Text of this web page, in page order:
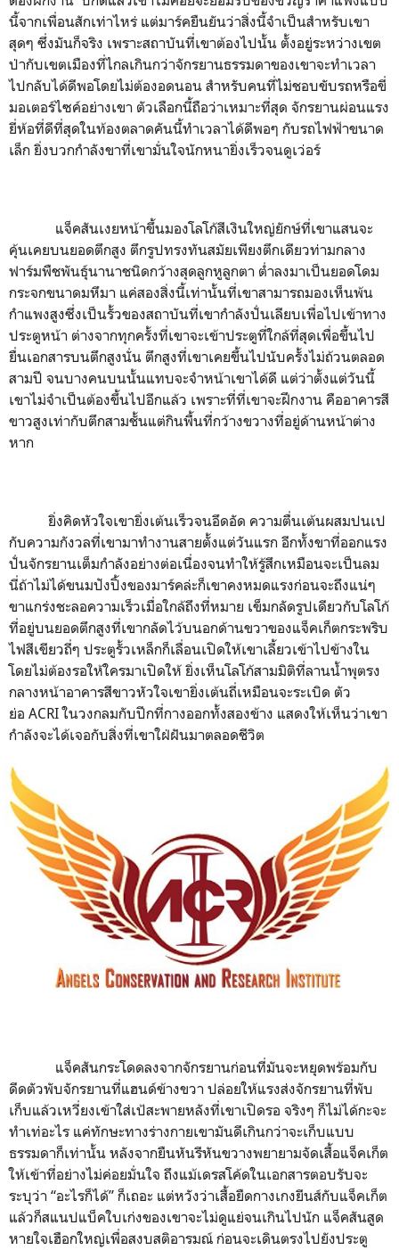
นี้จากเพื่อนสักเท่าไหร่ แต่มาร์คยืนยันว่าสิ่งนี้จำเป็นสำหรับเขา
สุดๆ ซึ่งมันก็จริง เพราะสถาบันที่เขาต้องไปนั้น ตั้งอยู่ระหว่างเขต
ป่ากับเขตเมืองที่ไกลเกินกว่าจักรยานธรรมดาของเขาจะทำเวลา
ไปกลับได้ดีพอโดยไม่ต้องอดนอน สำหรับคนที่ไม่ชอบขับรถหรือขี่
มอเตอร์ไซค์อย่างเขา ตัวเลือกนี้ถือว่าเหมาะที่สุด จักรยานผ่อนแรง
ยี่ห้อที่ดีที่สุดในท้องตลาดคันนี้ทำเวลาได้ดีพอๆ กับรถไฟฟ้าขนาด
เล็ก ยิ่งบวกกำลังขาที่เขามั่นใจนักหนายิ่งเร็วจนดูเว่อร์
แจ็คสันเงยหน้าขึ้นมองโลโก้สีเงินใหญ่ยักษ์ที่เขาแสนจะ
คุ้นเคยบนยอดตึกสูง ตึกรูปทรงทันสมัยเพียงตึกเดียวท่ามกลาง
ฟาร์มพืชพันธุ์นานาชนิดกว้างสุดลูกหูลูกตา ต่ำลงมาเป็นยอดโดม
กระจกขนาดมหึมา แค่สองสิ่งนี้เท่านั้นที่เขาสามารถมองเห็นพ้น
กำแพงสูงซึ่งเป็นรั้วของสถาบันที่เขากำลังปั่นเลียบเพื่อไปเข้าทาง
ประตูหน้า ต่างจากทุกครั้งที่เขาจะเข้าประตูที่ใกล้ที่สุดเพื่อขึ้นไป
ยื่นเอกสารบนตึกสูงนั่น ตึกสูงที่เขาเคยขึ้นไปนับครั้งไม่ถ้วนตลอด
สามปี จนบางคนบนนั้นแทบจะจำหน้าเขาได้ดี แต่ว่าตั้งแต่วันนี้
เขาไม่จำเป็นต้องขึ้นไปอีกแล้ว เพราะที่ที่เขาจะฝึกงาน คืออาคารสี
ขาวสูงเท่ากับตึกสามชั้นแต่กินพื้นที่กว้างขวางที่อยู่ด้านหน้าต่าง
หาก
ยิ่งคิดหัวใจเขายิ่งเต้นเร็วจนอึดอัด ความตื่นเต้นผสมปนเป
กับความกังวลที่เขามาทำงานสายตั้งแต่วันแรก อีกทั้งขาที่ออกแรง
ปั่นจักรยานเต็มกำลังอย่างต่อเนื่องจนทำให้รู้สึกเหมือนจะเป็นลม
นี่ถ้าไม่ได้ขนมปังปิ้งของมาร์คล่ะก็เขาคงหมดแรงก่อนจะถึงแน่ๆ
ขาแกร่งชะลอความเร็วเมื่อใกล้ถึงที่หมาย เข็มกลัดรูปเดียวกับโลโก้
ที่อยู่บนยอดตึกสูงที่เขากลัดไว้บนอกด้านขวาของแจ็คเก็ตกระพริบ
ไฟสีเขียวถี่ๆ ประตูรั้วเหล็กก็เลื่อนเปิดให้เขาเลี้ยวเข้าไปข้างใน
โดยไม่ต้องรอให้ใครมาเปิดให้ ยิ่งเห็นโลโก้สามมิติที่ลานน้ำพุตรง
กลางหน้าอาคารสีขาวหัวใจเขายิ่งเต้นถี่เหมือนจะระเบิด ตัว
ย่อ ACRI ในวงกลมกับปีกที่กางออกทั้งสองข้าง แสดงให้เห็นว่าเขา
กำลังจะได้เจอกับสิ่งที่เขาใฝ่ฝันมาตลอดชีวิต
แจ็คสันกระโดดลงจากจักรยานก่อนที่มันจะหยุดพร้อมกับ
ดีดตัวพับจักรยานที่แฮนด์ข้างขวา ปล่อยให้แรงส่งจักรยานที่พับ
เก็บแล้วเหวี่ยงเข้าใส่เป้สะพายหลังที่เขาเปิดรอ จริงๆ ก็ไม่ได้กะจะ
ทำเท่อะไร แค่ทักษะทางร่างกายเขามันดีเกินกว่าจะเก็บแบบ
ธรรมดาก็เท่านั้น หลังจากยืนหันรีหันขวางพยายามจัดเสื้อแจ็คเก็ต
ให้เข้าที่อย่างไม่ค่อยมั่นใจ ถึงแม้เดรสโค้ดในเอกสารตอบรับจะ
ระบุว่า “อะไรก็ได้” ก็เถอะ แต่หวังว่าเสื้อยืดกางเกงยีนส์กับแจ็คเก็ต
แล้วก็สแนปแบ็คใบเก่งของเขาจะไม่ดูแย่จนเกินไปนัก แจ็คสันสูด
หายใจเฮือกใหญ่เพื่อสงบสติอารมณ์ ก่อนจะเดินตรงไปยังประตู